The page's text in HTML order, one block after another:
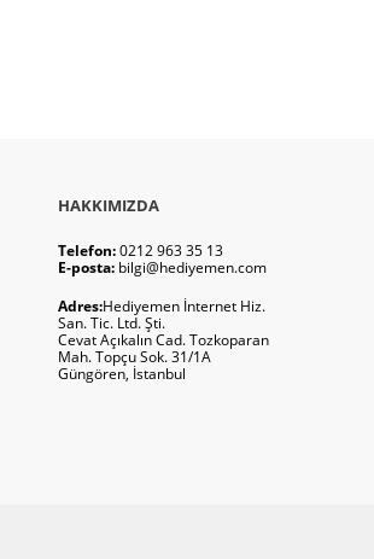
HAKKIMIZDA
Telefon:0212 963 35 13
E-posta: bilgi@hediyemen.com
Adres:Hediyemen İnternet Hiz.
San. Tic. Ltd. Şti.
Cevat Açıkalın Cad. Tozkoparan
Mah. Topçu Sok. 31/1A
Güngören, İstanbul